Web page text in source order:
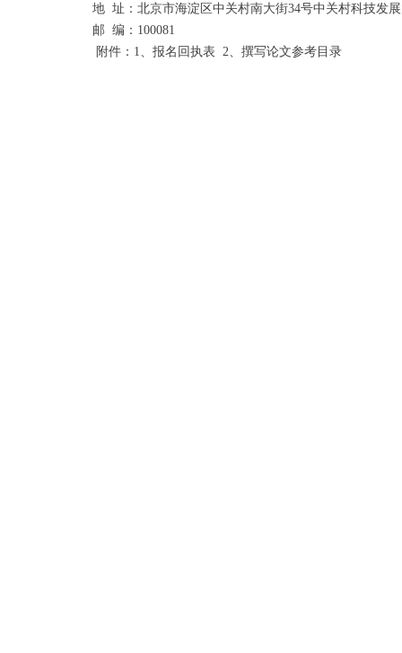
地 址：北京市海淀区中关村南大街34号中关村科技发展
邮 编：100081
附件：1、报名回执表 2、撰写论文参考目录